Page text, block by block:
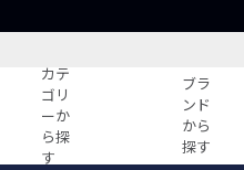
カテ
ゴリ
ーか
ら探
す
ブラ
ンド
から
探す